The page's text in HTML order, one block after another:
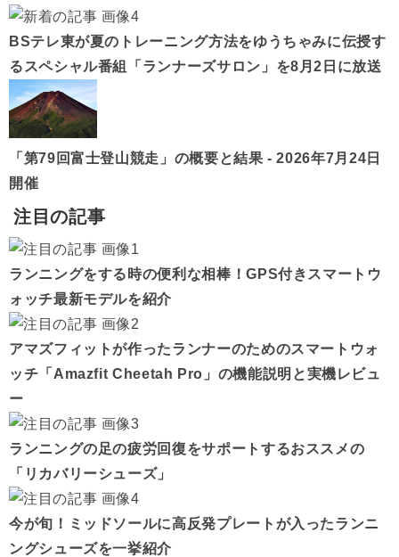
BSテレ東が夏のトレーニング方法をゆうちゃみに伝授す
るスペシャル番組「ランナーズサロン」を8月2日に放送
「第79回富士登山競走」の概要と結果 - 2026年7月24日
開催
注目の記事
ランニングをする時の便利な相棒！GPS付きスマートウ
ォッチ最新モデルを紹介
アマズフィットが作ったランナーのためのスマートウォ
ッチ「Amazfit Cheetah Pro」の機能説明と実機レビュ
ー
ランニングの足の疲労回復をサポートするおススメの
「リカバリーシューズ」
今が旬！ミッドソールに高反発プレートが入ったランニ
ングシューズを一挙紹介